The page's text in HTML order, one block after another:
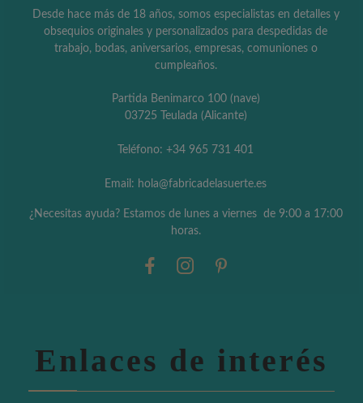
Desde hace más de 18 años, somos especialistas en detalles y
obsequios originales y personalizados para despedidas de
trabajo, bodas, aniversarios, empresas, comuniones o
cumpleaños.
Partida Benimarco 100 (nave)
03725 Teulada (Alicante)
Teléfono: +34 965 731 401
Email: hola@fabricadelasuerte.es
¿Necesitas ayuda? Estamos de lunes a viernes de 9:00 a 17:00
horas.
Enlaces de interés